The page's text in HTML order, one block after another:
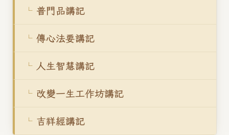
普門品講記
傳心法要講記
人生智慧講記
改變一生工作坊講記
吉祥經講記